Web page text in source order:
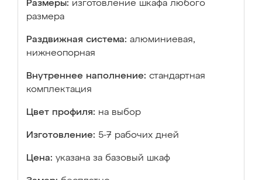
Размеры: изготовление шкафа любого
размера
Раздвижная система: алюминиевая,
нижнеопорная
Внутреннее наполнение: стандартная
комплектация
Цвет профиля: на выбор
Изготовление: 5-7 рабочих дней
Цена: указана за базовый шкаф